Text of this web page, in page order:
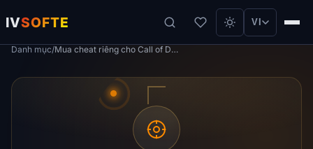
IVSOFTE VI
Danh mục/ Mua cheat riêng cho Call of Duty Black Ops 7 / Warzone — cheat đáng tin cậy có cập nhật